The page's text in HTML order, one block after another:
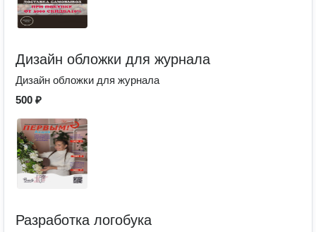
Дизайн обложки для журнала
Дизайн обложки для журнала
500 ₽
Разработка логобука